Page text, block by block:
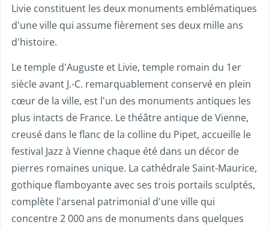
Livie constituent les deux monuments emblématiques
d'une ville qui assume fièrement ses deux mille ans
d'histoire.
Le temple d'Auguste et Livie, temple romain du 1er
siècle avant J.-C. remarquablement conservé en plein
cœur de la ville, est l'un des monuments antiques les
plus intacts de France. Le théâtre antique de Vienne,
creusé dans le flanc de la colline du Pipet, accueille le
festival Jazz à Vienne chaque été dans un décor de
pierres romaines unique. La cathédrale Saint-Maurice,
gothique flamboyante avec ses trois portails sculptés,
complète l'arsenal patrimonial d'une ville qui
concentre 2 000 ans de monuments dans quelques